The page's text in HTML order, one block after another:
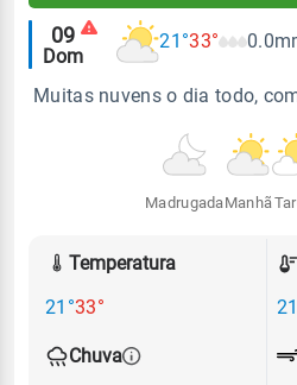
Alertas
meteorológicos
09
Dom
21°33°
Muitas nuvens o dia todo,
Madrugada Manhã
Temperatura
21°33°
Chuva